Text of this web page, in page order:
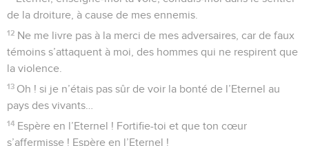
de la droiture, à cause de mes ennemis.
12 Ne me livre pas à la merci de mes adversaires, car de faux
témoins s’attaquent à moi, des hommes qui ne respirent que
la violence.
13 Oh ! si je n’étais pas sûr de voir la bonté de l’Eternel au
pays des vivants…
14 Espère en l’Eternel ! Fortifie-toi et que ton cœur
s’affermisse ! Espère en l’Eternel !